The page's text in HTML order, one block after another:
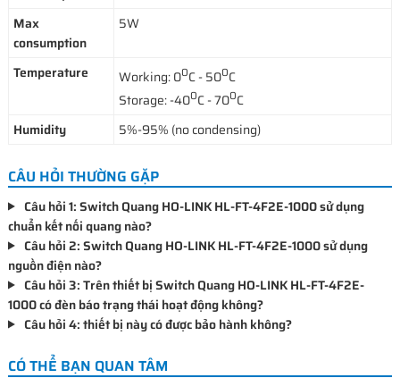
Max
consumption
5W
Temperature Working: 00C - 500C
Storage: -400C - 700C
Humidity
5%-95% (no condensing)
CÂU HỎI THƯỜNG GẶP
Câu hỏi 1: Switch Quang HO-LINK HL-FT-4F2E-1000 sử dụng
chuẩn kết nối quang nào?
Câu hỏi 2: Switch Quang HO-LINK HL-FT-4F2E-1000 sử dụng
nguồn điện nào?
Câu hỏi 3: Trên thiết bị Switch Quang HO-LINK HL-FT-4F2E-
1000 có đèn báo trạng thái hoạt động không?
Câu hỏi 4: thiết bị này có được bảo hành không?
CÓ THỂ BẠN QUAN TÂM